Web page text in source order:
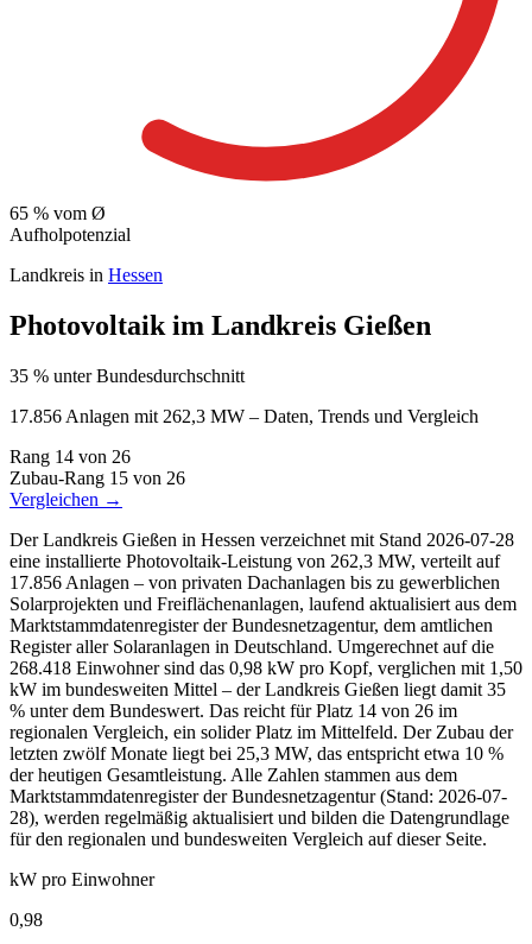
65 % vom Ø
Aufholpotenzial
Landkreis in Hessen
Photovoltaik im Landkreis Gießen
35 % unter Bundesdurchschnitt
17.856 Anlagen mit 262,3 MW – Daten, Trends und Vergleich
Rang 14 von 26
Zubau-Rang 15 von 26
Vergleichen →
Der Landkreis Gießen in Hessen verzeichnet mit Stand 2026-07-28
eine installierte Photovoltaik-Leistung von 262,3 MW, verteilt auf
17.856 Anlagen – von privaten Dachanlagen bis zu gewerblichen
Solarprojekten und Freiflächenanlagen, laufend aktualisiert aus dem
Marktstammdatenregister der Bundesnetzagentur, dem amtlichen
Register aller Solaranlagen in Deutschland. Umgerechnet auf die
268.418 Einwohner sind das 0,98 kW pro Kopf, verglichen mit 1,50
kW im bundesweiten Mittel – der Landkreis Gießen liegt damit 35
% unter dem Bundeswert. Das reicht für Platz 14 von 26 im
regionalen Vergleich, ein solider Platz im Mittelfeld. Der Zubau der
letzten zwölf Monate liegt bei 25,3 MW, das entspricht etwa 10 %
der heutigen Gesamtleistung. Alle Zahlen stammen aus dem
Marktstammdatenregister der Bundesnetzagentur (Stand: 2026-07-
28), werden regelmäßig aktualisiert und bilden die Datengrundlage
für den regionalen und bundesweiten Vergleich auf dieser Seite.
kW pro Einwohner
0,98